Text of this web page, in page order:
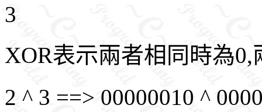
3
XOR表示兩者相同時為0,
2 ^ 3 ==> 00000010 ^